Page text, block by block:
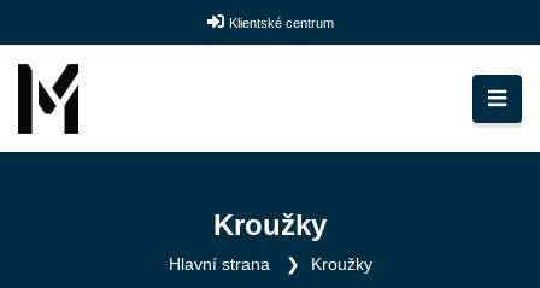
Klientské centrum
Kroužky
Hlavní strana Kroužky